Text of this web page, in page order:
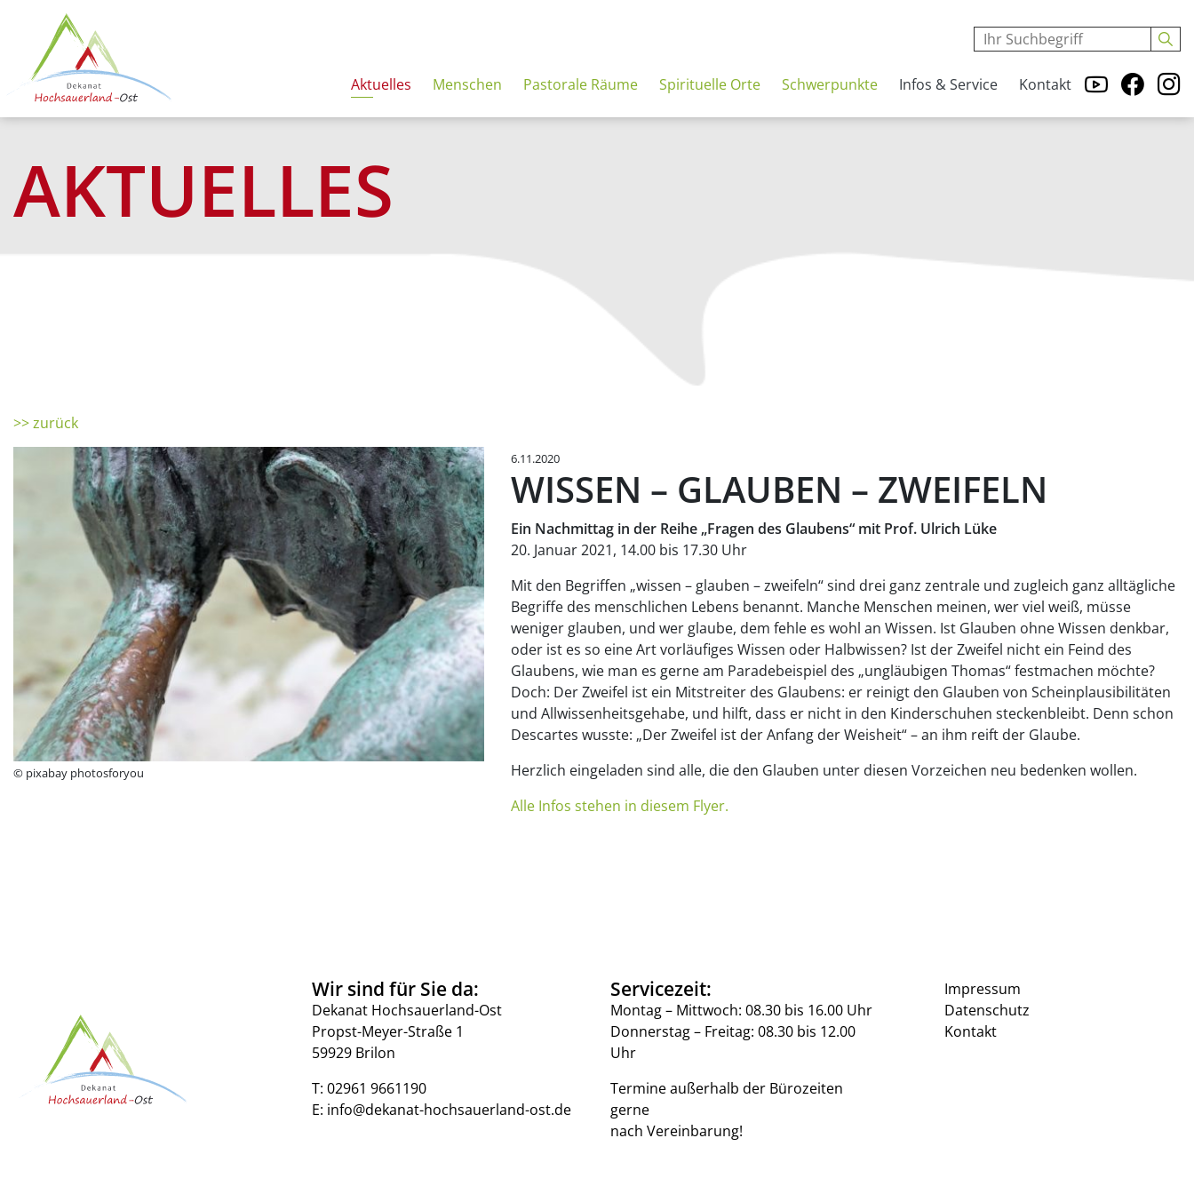
Aktuelles Menschen Pastorale Räume Spirituelle Orte Schwerpunkte Infos & Service Kontakt
AKTUELLES
>> zurück
© pixabay photosforyou
6.11.2020
WISSEN – GLAUBEN – ZWEIFELN
Ein Nachmittag in der Reihe „Fragen des Glaubens“ mit Prof. Ulrich Lüke
20. Januar 2021, 14.00 bis 17.30 Uhr
Mit den Begriffen „wissen – glauben – zweifeln“ sind drei ganz zentrale und zugleich ganz alltägliche
Begriffe des menschlichen Lebens benannt. Manche Menschen meinen, wer viel weiß, müsse
weniger glauben, und wer glaube, dem fehle es wohl an Wissen. Ist Glauben ohne Wissen denkbar,
oder ist es so eine Art vorläufiges Wissen oder Halbwissen? Ist der Zweifel nicht ein Feind des
Glaubens, wie man es gerne am Paradebeispiel des „ungläubigen Thomas“ festmachen möchte?
Doch: Der Zweifel ist ein Mitstreiter des Glaubens: er reinigt den Glauben von Scheinplausibilitäten
und Allwissenheitsgehabe, und hilft, dass er nicht in den Kinderschuhen steckenbleibt. Denn schon
Descartes wusste: „Der Zweifel ist der Anfang der Weisheit“ – an ihm reift der Glaube.
Herzlich eingeladen sind alle, die den Glauben unter diesen Vorzeichen neu bedenken wollen.
Alle Infos stehen in diesem Flyer.
Wir sind für Sie da:
Dekanat Hochsauerland-Ost
Propst-Meyer-Straße 1
59929 Brilon
T: 02961 9661190
E: info@dekanat-hochsauerland-ost.de
Servicezeit:
Montag – Mittwoch: 08.30 bis 16.00 Uhr
Donnerstag – Freitag: 08.30 bis 12.00
Uhr
Termine außerhalb der Bürozeiten
gerne
nach Vereinbarung!
Impressum
Datenschutz
Kontakt